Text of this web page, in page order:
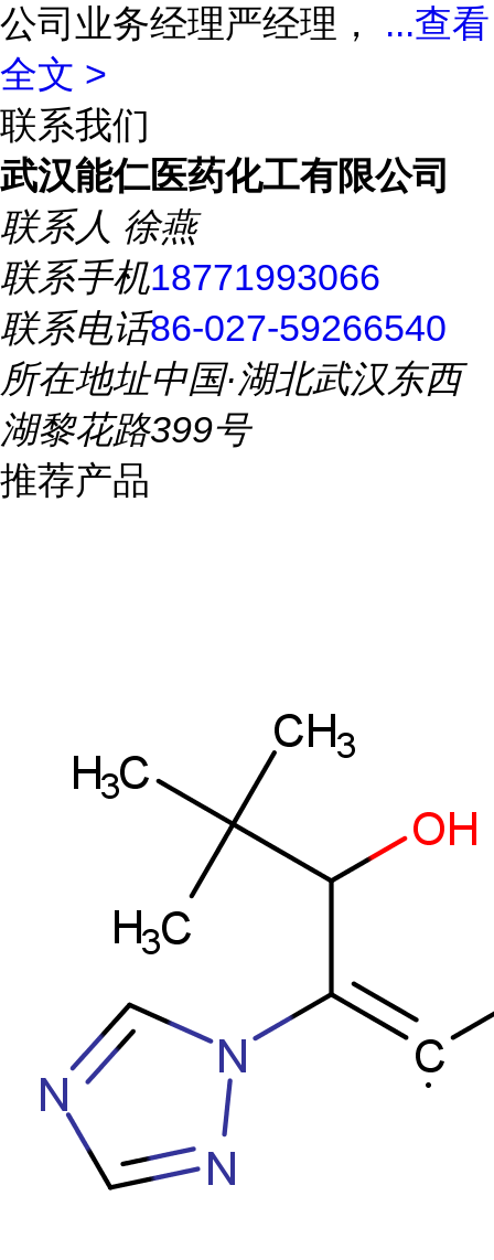
公司业务经理严经理， ...查看
全文 >
联系我们
武汉能仁医药化工有限公司
联系人 徐燕
联系手机18771993066
联系电话86-027-59266540
所在地址中国·湖北武汉东西
湖黎花路399号
推荐产品